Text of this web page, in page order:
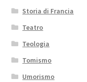
Storia di Francia
Teatro
Teologia
Tomismo
Umorismo